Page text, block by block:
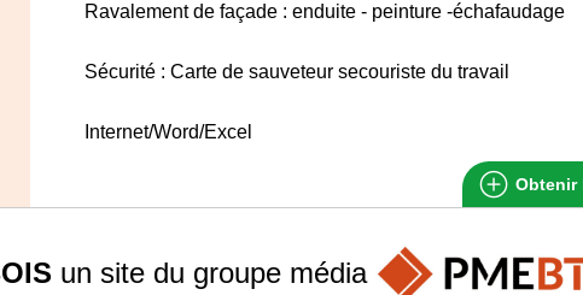
Ravalement de façade : enduite - peinture -échafaudage
Sécurité : Carte de sauveteur secouriste du travail
Internet/Word/Excel
Obtenir
un site du groupe média